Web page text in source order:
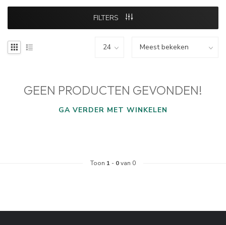
FILTERS
GEEN PRODUCTEN GEVONDEN!
GA VERDER MET WINKELEN
Toon 1 - 0van 0